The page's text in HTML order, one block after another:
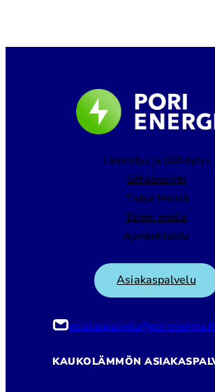
Lämmitys ja Jäähdytys
Sähkönsiirto
Tietoa Meistä
Töihin meille
Ajankohtaista
Asiakaspalvelu
asiakaspalvelu@porienergia.fi
KAUKOLÄMMÖN